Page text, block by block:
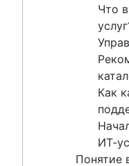
Service request
Управление ИТ-
Базы данных
Управление
Рекомендации
Отслеживание
Управление
Управление
Сообщения об
Обзор
Управление ИТ
Что
Как
ИТ-
Понятие